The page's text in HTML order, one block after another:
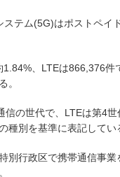
ステム(5G)はポストペイ
、LTEは866,376
。
信の世代で、LTEは第4
種別を基準に表記してい
別行政区で携帯通信事